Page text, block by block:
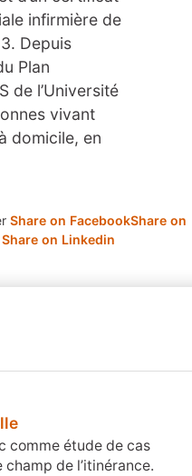
infirmière de
Depuis
Plan
de l’Université
vivant
domicile, en
Share on FacebookShare on
Share on Linkedin
comme étude de cas
de l’itinérance.